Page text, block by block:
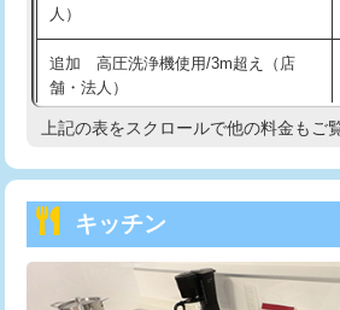
持込商品取付（混合水栓）
持込商品取付（浄水器・分岐水栓）
持込商品取付（温水洗浄便座）
持込商品取付（普通便座⇔温水洗浄便
給水管工事※（ホール加工)
給水管工事※（バンド止め)
人）
追加 高圧洗浄機使用/3m超え（店
舗・法人）
高度高圧洗浄換
トーラー機使用/3mまで
追加トーラー機使用/3m超え
上記の表をスクロールで他の料金もご
キッチン